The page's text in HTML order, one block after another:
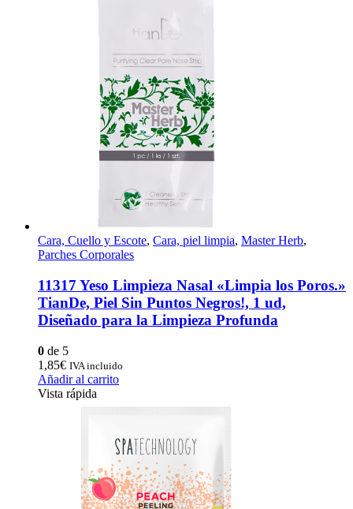
Cara, Cuello y Escote, Cara, piel limpia, Master Herb,
Parches Corporales
11317 Yeso Limpieza Nasal «Limpia los Poros.»
TianDe, Piel Sin Puntos Negros!, 1 ud,
Diseñado para la Limpieza Profunda
0 de 5
1,85€ IVA incluido
Añadir al carrito
Vista rápida